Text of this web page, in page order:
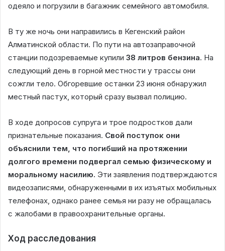
одеяло и погрузили в багажник семейного автомобиля.
В ту же ночь они направились в Кегенский район
Алматинской области. По пути на автозаправочной
станции подозреваемые купили 38 литров бензина. На
следующий день в горной местности у трассы они
сожгли тело. Обгоревшие останки 23 июня обнаружил
местный пастух, который сразу вызвал полицию.
В ходе допросов супруга и трое подростков дали
признательные показания. Свой поступок они
объяснили тем, что погибший на протяжении
долгого времени подвергал семью физическому и
моральному насилию. Эти заявления подтверждаются
видеозаписями, обнаруженными в их изъятых мобильных
телефонах, однако ранее семья ни разу не обращалась
с жалобами в правоохранительные органы.
Ход расследования